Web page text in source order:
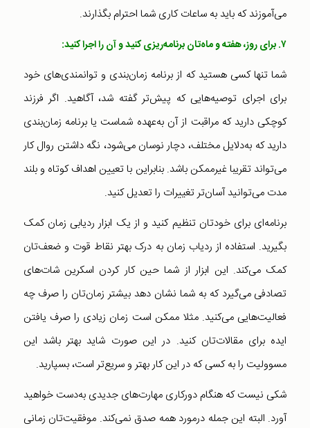
می‌آموزند که باید به ساعات کاری شما احترام بگذارند.
۷. برای روز، هفته و ماه‌تان برنامه‌ریزی کنید و آن را اجرا کنید:
شما تنها کسی هستید که از برنامه زمان‌بندی و توانمندی‌های خود
برای اجرای توصیه‌هایی که پیش‌تر گفته شد، آگاهید. اگر فرزند
کوچکی دارید که مراقبت از آن به‌عهده شماست یا برنامه زمان‌بندی
دارید که به‌دلایل مختلف، دچار نوسان می‌شود، نگه داشتن روال کار
می‌تواند تقریبا غیرممکن باشد. بنابراین با تعیین اهداف کوتاه و بلند
مدت می‌توانید آسان‌تر تغییرات را تعدیل کنید.
برنامه‌ای برای خودتان تنظیم کنید و از یک ابزار ردیابی زمان کمک
بگیرید. استفاده از ردیاب زمان به درک بهتر نقاط قوت و ضعف‌تان
کمک می‌کند. این ابزار از شما حین کار کردن اسکرین شات‌های
تصادفی می‌گیرد که به شما نشان دهد بیشتر زمان‌تان را صرف چه
فعالیت‌هایی می‌کنید. مثلا ممکن است زمان زیادی را صرف یافتن
ایده برای مقالات‌تان کنید. در این صورت شاید بهتر باشد این
مسوولیت را به کسی که در این کار بهتر و سریع‌تر است، بسپارید.
شکی نیست که هنگام دورکاری مهارت‌های جدیدی به‌دست خواهید
آورد. البته این جمله درمورد همه صدق نمی‌کند. موفقیت‌تان زمانی